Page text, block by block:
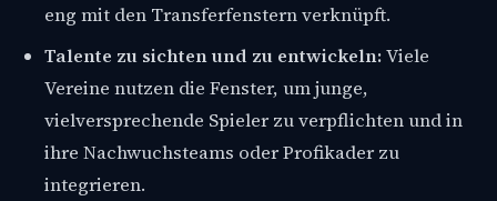
eng mit den Transferfenstern verknüpft.
Talente zu sichten und zu entwickeln:Viele
Vereine nutzen die Fenster, um junge,
vielversprechende Spieler zu verpflichten und in
ihre Nachwuchsteams oder Profikader zu
integrieren.